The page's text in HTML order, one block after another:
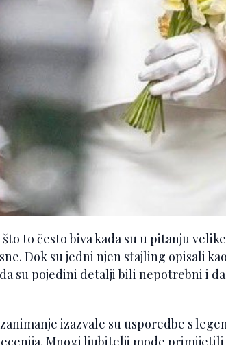
što to često biva kada su u pitanju
Dok su jedni njen stajling opisali
su pojedini detalji bili nepotrebni i
izazvale su usporedbe s
Mnogi ljubitelji mode primijetili